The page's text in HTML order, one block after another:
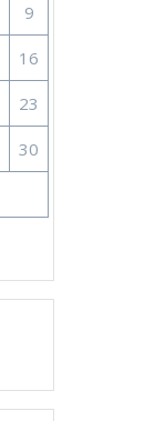
9
16
23
30